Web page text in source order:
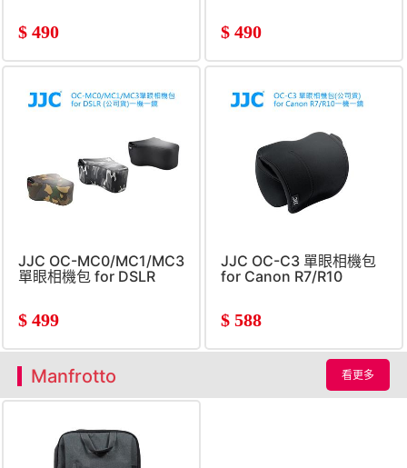
$ 490 $ 490
JJC OC-MC0/MC1/MC3
單眼相機包 for DSLR
$ 499
JJC OC-C3 單眼相機包
for Canon R7/R10
$ 588
Manfrotto 看更多